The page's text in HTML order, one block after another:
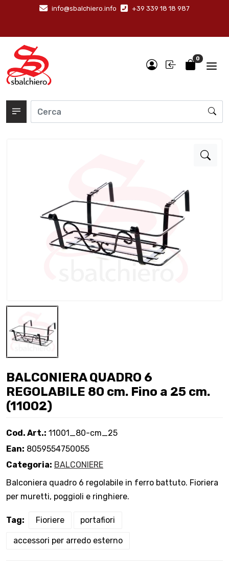
info@sbalchiero.info +39 339 18 18 987
0
BALCONIERA QUADRO 6
REGOLABILE 80 cm. Fino a 25 cm.
(11002)
Cod. Art.: 11001_80-cm_25
Ean: 8059554750055
Categoria: BALCONIERE
Balconiera quadro 6 regolabile in ferro battuto. Fioriera
per muretti, poggioli e ringhiere.
Tag: Fioriere portafiori
accessori per arredo esterno